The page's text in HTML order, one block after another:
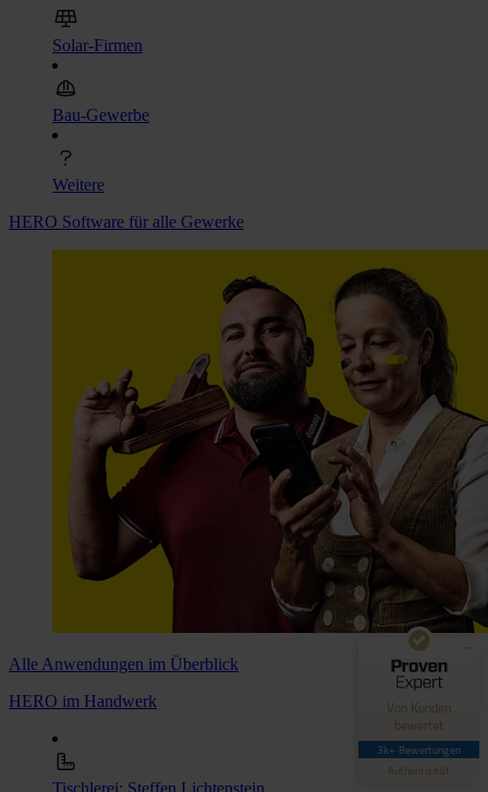
Solar-Firmen
Bau-Gewerbe
Weitere
HERO Software für alle Gewerke
Alle Anwendungen im Überblick
HERO im Handwerk
Von Kunden
bewertet
3k+ Bewertungen
Authentizität
Kundenbewertungen und Erfahrungen zu
Hero Software
89%
Empfehlungen auf
ProvenExpert.com
GUT
4,42 / 5,00
62
Bewertungen auf
ProvenExpert.com
Blick aufs ProvenExpert-Profil werfen